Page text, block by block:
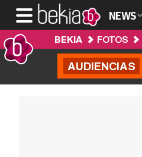
NEWS
BEKIA FOTOS
AUDIENCIAS